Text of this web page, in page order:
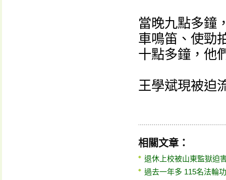
當晚九點多鐘
車鳴笛、使勁
十點多鐘，他
王學斌現被迫
相關文章：
退休上校被山東監獄迫
過去一年多 115名法輪